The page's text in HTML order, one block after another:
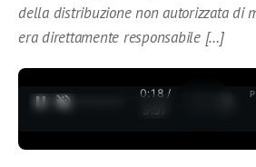
della distribuzione non autorizzata di
era direttamente responsabile […]
0:19 /
3:37